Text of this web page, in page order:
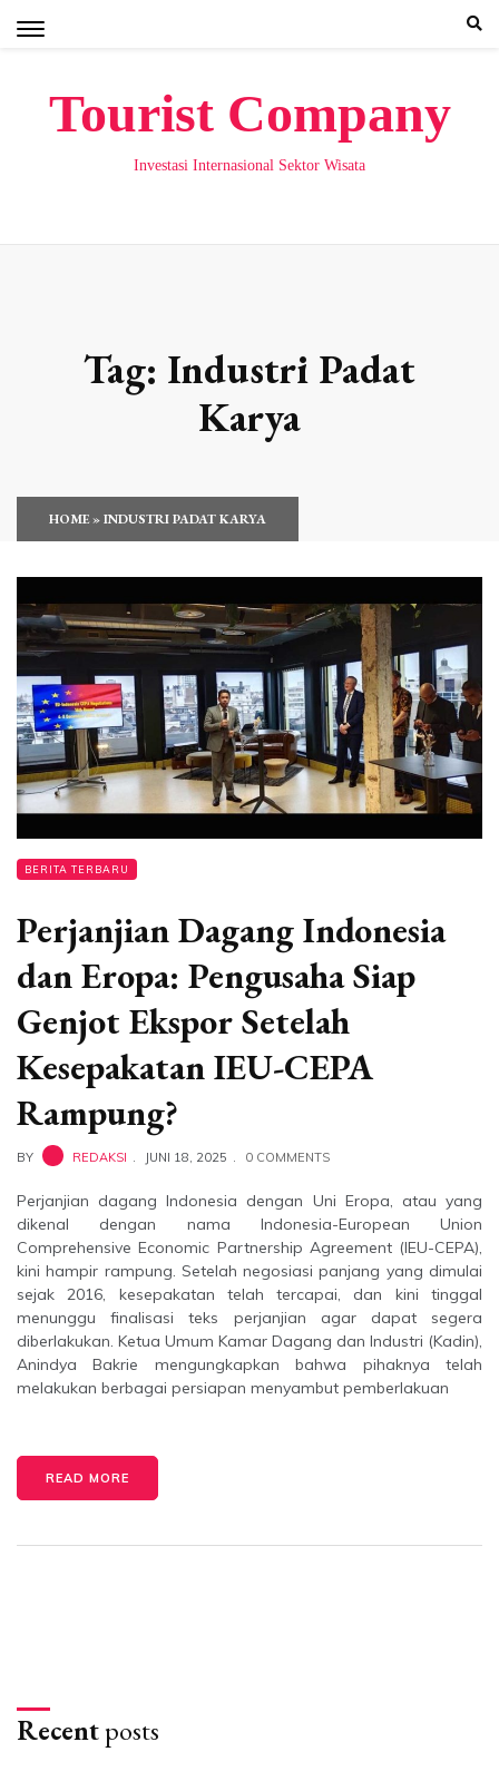
Tourist Company
Investasi Internasional Sektor Wisata
Tag: Industri Padat
Karya
HOME»INDUSTRI PADAT KARYA
BERITA TERBARU
Perjanjian Dagang Indonesia
dan Eropa: Pengusaha Siap
Genjot Ekspor Setelah
Kesepakatan IEU-CEPA
Rampung?
BY REDAKSI JUNI 18, 2025 0 COMMENTS
Perjanjian dagang Indonesia dengan Uni Eropa, atau yang
dikenal dengan nama Indonesia-European Union
Comprehensive Economic Partnership Agreement (IEU-CEPA),
kini hampir rampung. Setelah negosiasi panjang yang dimulai
sejak 2016, kesepakatan telah tercapai, dan kini tinggal
menunggu finalisasi teks perjanjian agar dapat segera
diberlakukan. Ketua Umum Kamar Dagang dan Industri (Kadin),
Anindya Bakrie mengungkapkan bahwa pihaknya telah
melakukan berbagai persiapan menyambut pemberlakuan
READ MORE
Recentposts